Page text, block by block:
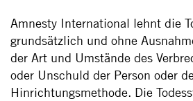
Amnesty International lehnt die
grundsätzlich und ohne
der Art und Umstände des
oder Unschuld der Person oder
Hinrichtungsmethode. Die